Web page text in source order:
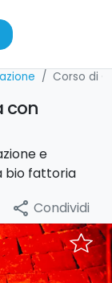
Corso di
con
e
bio fattoria
share Condividi